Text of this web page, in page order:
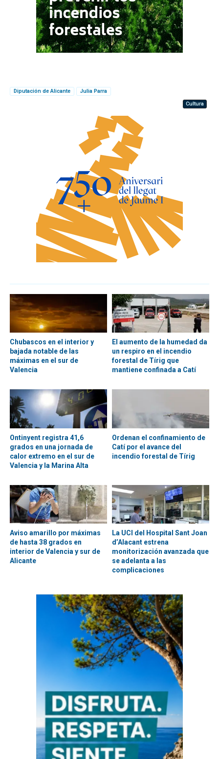
Diputación de Alicante
Julia Parra
Cultura
Chubascos en el interior y
bajada notable de las
máximas en el sur de
Valencia
El aumento de la humedad da
un respiro en el incendio
forestal de Tírig que
mantiene confinada a Catí
Ontinyent registra 41,6
grados en una jornada de
calor extremo en el sur de
Valencia y la Marina Alta
Ordenan el confinamiento de
Catí por el avance del
incendio forestal de Tírig
Aviso amarillo por máximas
de hasta 38 grados en
interior de Valencia y sur de
Alicante
La UCI del Hospital Sant Joan
d’Alacant estrena
monitorización avanzada que
se adelanta a las
complicaciones